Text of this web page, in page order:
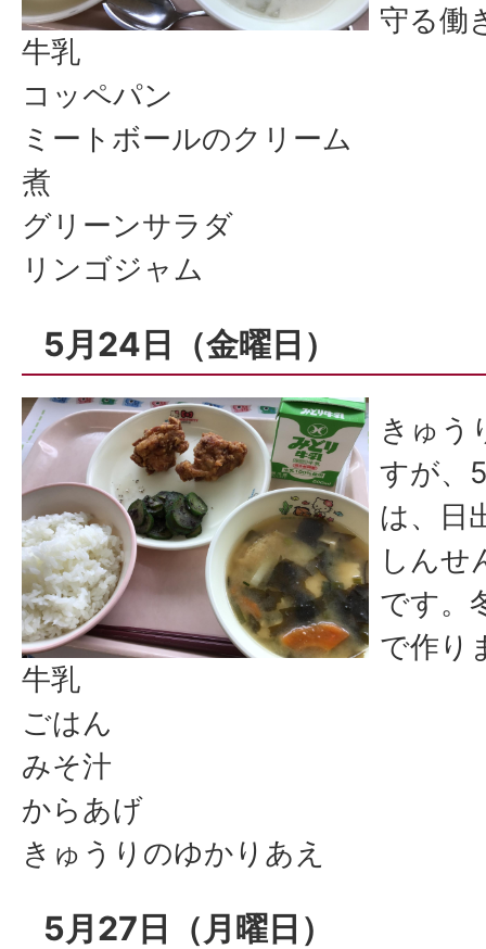
牛乳
コッペパン
ミートボールのクリーム
煮
グリーンサラダ
リンゴジャム
守る働
5月24日（金曜日）
牛乳
ごはん
みそ汁
からあげ
きゅうりのゆかりあえ
きゅう
すが、
は、日
しんせ
です。
で作り
5月27日（月曜日）